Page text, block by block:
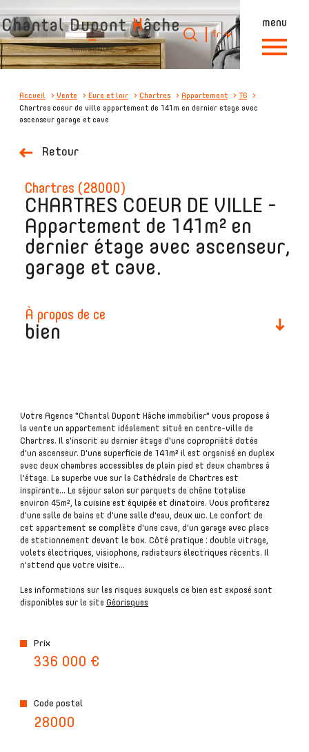
menu
Langue
fr
Accueil
0
Langue
fr
Accueil Vente Eure et loir Chartres Appartement
T6
Chartres coeur de ville appartement de 141m en dernier etage avec
ascenseur garage et cave
Retour
chartres (28000)
CHARTRES COEUR DE VILLE -
Appartement de 141m² en
dernier étage avec ascenseur,
garage et cave.
à propos de ce
bien
plus d'informations
financières
plus de
détails
la
copropriété
le quartier
Votre Agence "Chantal Dupont Hâche immobilier" vous propose à
la vente un appartement idéalement situé en centre-ville de
Chartres. Il s'inscrit au dernier étage d'une copropriété dotée
d'un ascenseur. D'une superficie de 141m² il est organisé en duplex
avec deux chambres accessibles de plain pied et deux chambres à
l'étage. La superbe vue sur la Cathédrale de Chartres est
inspirante... Le séjour salon sur parquets de chêne totalise
environ 45m², la cuisine est équipée et dinatoire. Vous profiterez
d'une salle de bains et d'une salle d'eau, deux wc. Le confort de
cet appartement se complète d'une cave, d'un garage avec place
de stationnement devant le box. Côté pratique : double vitrage,
volets électriques, visiophone, radiateurs électriques récents. Il
n'attend que votre visite...
Les informations sur les risques auxquels ce bien est exposé sont
disponibles sur le site Géorisques
Prix
336 000 €
Code postal
28000